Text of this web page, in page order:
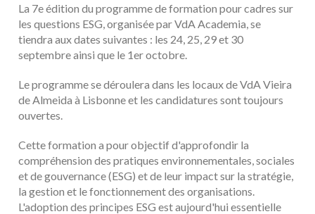
La 7e édition du programme de formation pour cadres sur
les questions ESG, organisée par VdA Academia, se
tiendra aux dates suivantes : les 24, 25, 29 et 30
septembre ainsi que le 1er octobre.
Le programme se déroulera dans les locaux de VdA Vieira
de Almeida à Lisbonne et les candidatures sont toujours
ouvertes.
Cette formation a pour objectif d'approfondir la
compréhension des pratiques environnementales, sociales
et de gouvernance (ESG) et de leur impact sur la stratégie,
la gestion et le fonctionnement des organisations.
L'adoption des principes ESG est aujourd'hui essentielle